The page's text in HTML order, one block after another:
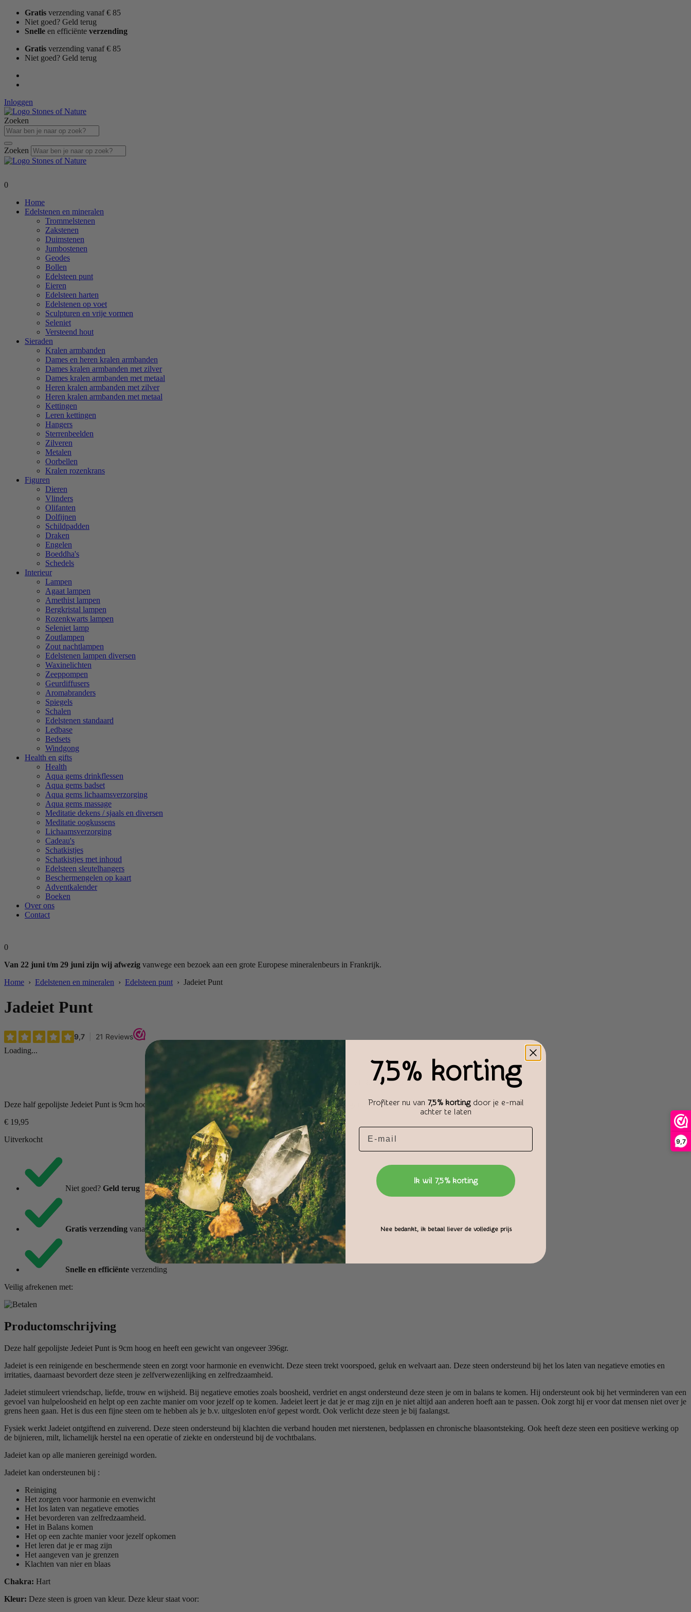
9,7
naar
Gratis verzending vanaf € 85
Niet goed? Geld terug
Snelle en efficiënte verzending
Gratis verzending vanaf € 85
Niet goed? Geld terug
Inloggen
Zoeken
Zoeken
0
Home
Edelstenen en mineralen
Trommelstenen
Zakstenen
Duimstenen
Jumbostenen
Geodes
Bollen
Edelsteen punt
Eieren
Edelsteen harten
Edelstenen op voet
Sculpturen en vrije vormen
Seleniet
Versteend hout
Sieraden
Kralen armbanden
Dames en heren kralen armbanden
Dames kralen armbanden met zilver
Dames kralen armbanden met metaal
Heren kralen armbanden met zilver
Heren kralen armbanden met metaal
Kettingen
Leren kettingen
Hangers
Sterrenbeelden
Zilveren
Metalen
Oorbellen
Kralen rozenkrans
Figuren
Dieren
Vlinders
Olifanten
Dolfijnen
Schildpadden
Draken
Engelen
Boeddha's
Schedels
Interieur
Lampen
Agaat lampen
Amethist lampen
Bergkristal lampen
Rozenkwarts lampen
Seleniet lamp
Zoutlampen
Zout nachtlampen
Edelstenen lampen diversen
Waxinelichten
Zeeppompen
Geurdiffusers
Aromabranders
Spiegels
Schalen
Edelstenen standaard
Ledbase
Bedsets
Windgong
Health en gifts
Health
Aqua gems drinkflessen
Aqua gems badset
Aqua gems lichaamsverzorging
Aqua gems massage
Meditatie dekens / sjaals en diversen
Meditatie oogkussens
Lichaamsverzorging
Cadeau's
Schatkistjes
Schatkistjes met inhoud
Edelsteen sleutelhangers
Beschermengelen op kaart
Adventkalender
Boeken
Over ons
Contact
0
Van 22 juni t/m 29 juni zijn wij afwezig vanwege een bezoek aan een grote Europese mineralenbeurs in Frankrijk.
Home › Edelstenen en mineralen › Edelsteen punt › Jadeiet Punt
Jadeiet Punt
Loading...
Deze half gepolijste Jedeiet Punt is 9cm hoog en heeft een gewicht van ongeveer 396gr. Jadeiet is een reinigende en..Lees meer
€ 19,95
Uitverkocht
Niet goed? Geld terug
Gratis verzending vanaf €85,-
Snelle en efficiënte verzending
Veilig afrekenen met:
Productomschrijving
Deze half gepolijste Jedeiet Punt is 9cm hoog en heeft een gewicht van ongeveer 396gr.
Jadeiet is een reinigende en beschermende steen en zorgt voor harmonie en evenwicht. Deze steen trekt voorspoed, geluk en welvaart aan. Deze steen ondersteund bij het los laten van negatieve emoties en
irritaties, daarnaast bevordert deze steen je zelfverwezenlijking en zelfredzaamheid.
Jadeiet stimuleert vriendschap, liefde, trouw en wijsheid. Bij negatieve emoties zoals boosheid, verdriet en angst ondersteund deze steen je om in balans te komen. Hij ondersteunt ook bij het verminderen van een
gevoel van hulpeloosheid en helpt op een zachte manier om voor jezelf op te komen. Jadeiet leert je dat je er mag zijn en je niet altijd aan anderen hoeft aan te passen. Ook zorgt hij er voor dat mensen niet over je
grens heen gaan. Het is dus een fijne steen om te hebben als je b.v. uitgesloten en/of gepest wordt. Ook verlicht deze steen je bij faalangst.
Fysiek werkt Jadeiet ontgiftend en zuiverend. Deze steen ondersteund bij klachten die verband houden met nierstenen, bedplassen en chronische blaasontsteking. Ook heeft deze steen een positieve werking op
de bijnieren, milt, lichamelijk herstel na een operatie of ziekte en ondersteund bij de vochtbalans.
Jadeiet kan op alle manieren gereinigd worden.
Jadeiet kan ondersteunen bij :
Reiniging
Het zorgen voor harmonie en evenwicht
Het los laten van negatieve emoties
Het bevorderen van zelfredzaamheid.
Het in Balans komen
Het op een zachte manier voor jezelf opkomen
Het leren dat je er mag zijn
Het aangeven van je grenzen
Klachten van nier en blaas
Chakra: Hart
Kleur: Deze steen is groen van kleur. Deze kleur staat voor:
7,5% korting
Profiteer nu van 7,5% kortingdoor je e-mail
achter te laten
Ik wil 7,5% korting
Nee bedankt, ik betaal liever de volledige prijs